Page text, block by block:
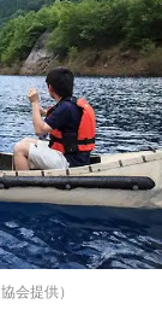
会提供）